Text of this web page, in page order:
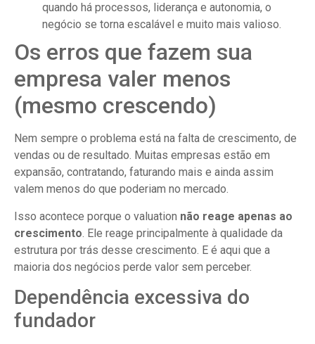
quando há processos, liderança e autonomia, o
negócio se torna escalável e muito mais valioso.
Os erros que fazem sua
empresa valer menos
(mesmo crescendo)
Nem sempre o problema está na falta de crescimento, de
vendas ou de resultado. Muitas empresas estão em
expansão, contratando, faturando mais e ainda assim
valem menos do que poderiam no mercado.
Isso acontece porque o valuation não reage apenas ao
crescimento. Ele reage principalmente à qualidade da
estrutura por trás desse crescimento. E é aqui que a
maioria dos negócios perde valor sem perceber.
Dependência excessiva do
fundador